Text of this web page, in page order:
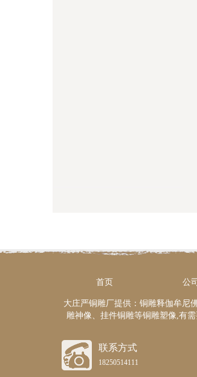
首页 公
大庄严铜雕厂提供：铜雕释伽牟尼
雕神像、挂件铜雕等铜雕塑像,有
联系方式
18250514111